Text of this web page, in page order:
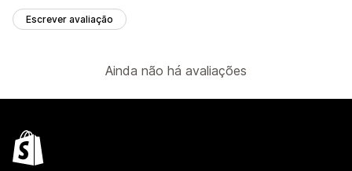
Escrever avaliação
Ainda não há avaliações